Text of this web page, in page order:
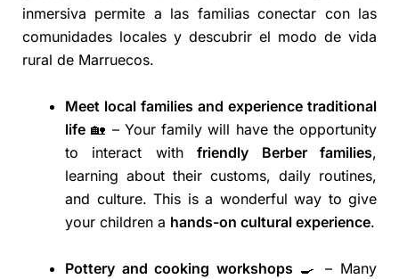
inmersiva permite a las familias conectar con las
comunidades locales y descubrir el modo de vida
rural de Marruecos.
Meet local families and experience traditional
life 🏡 – Your family will have the opportunity
to interact withfriendly Berber families,
learning about their customs, daily routines,
and culture. This is a wonderful way to give
your children a hands-on cultural experience.
Pottery and cooking workshops🍳 – Many